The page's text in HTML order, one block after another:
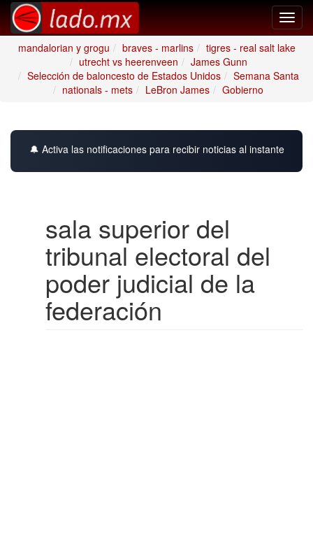
mandalorian y grogu
braves - marlins
tigres - real salt lake
utrecht vs heerenveen
James Gunn
Selección de baloncesto de Estados Unidos
Semana Santa
nationals - mets
LeBron James Gobierno
🔔 Activa las notificaciones para recibir noticias al instante
sala superior del
tribunal electoral del
poder judicial de la
federación